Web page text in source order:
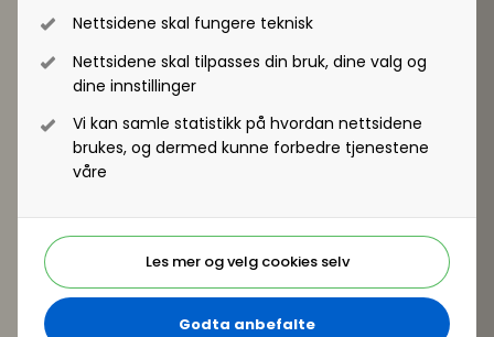
Nettsidene skal fungere teknisk
Nettsidene skal tilpasses din bruk, dine valg og
dine innstillinger
Vi kan samle statistikk på hvordan nettsidene
brukes, og dermed kunne forbedre tjenestene
våre
Les mer og velg cookies selv
Godta anbefalte